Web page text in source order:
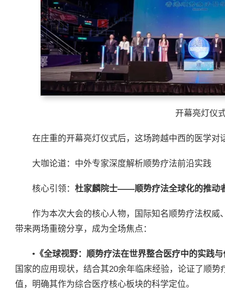
开幕亮灯仪
在庄重的开幕亮灯仪式后，这场跨越中西的医学对
大咖论道：中外专家深度解析顺势疗法前沿实践
核心引领： 杜家麟院士——顺势疗法全球化的推动
作为本次大会的核心人物，国际知名顺势疗法权
带来两场重磅分享，成为全场焦点：
• 《全球视野：顺势疗法在世界整合医疗中的实践
国家的应用现状，结合其20余年临床经验，论证了顺
值，明确其作为综合医疗核心板块的科学定位。